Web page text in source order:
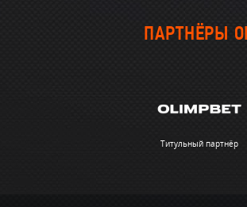
ПАРТНЁРЫ
Титульный партнёр